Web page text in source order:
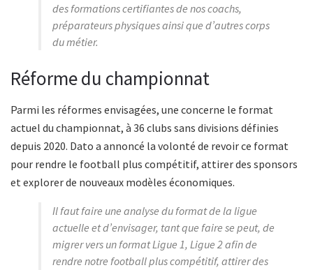
des formations certifiantes de nos coachs,
préparateurs physiques ainsi que d’autres corps
du métier.
Réforme du championnat
Parmi les réformes envisagées, une concerne le format
actuel du championnat, à 36 clubs sans divisions définies
depuis 2020. Dato a annoncé la volonté de revoir ce format
pour rendre le football plus compétitif, attirer des sponsors
et explorer de nouveaux modèles économiques.
Il faut faire une analyse du format de la ligue
actuelle et d’envisager, tant que faire se peut, de
migrer vers un format Ligue 1, Ligue 2 afin de
rendre notre football plus compétitif, attirer des